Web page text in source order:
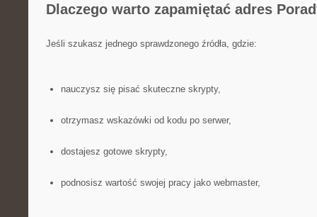
Dlaczego warto zapamiętać adres
Jeśli szukasz jednego sprawdzonego źródła, gdzie:
nauczysz się pisać skuteczne skrypty,
otrzymasz wskazówki od kodu po serwer,
dostajesz gotowe skrypty,
podnosisz wartość swojej pracy jako webmaster,